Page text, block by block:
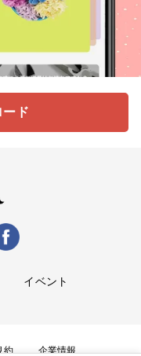
ード
イベント
約 企業情報